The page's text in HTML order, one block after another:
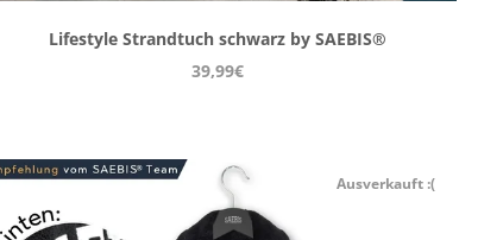
Lifestyle Strandtuch schwarz by SAEBIS®
39,99€
Ausverkauft :(